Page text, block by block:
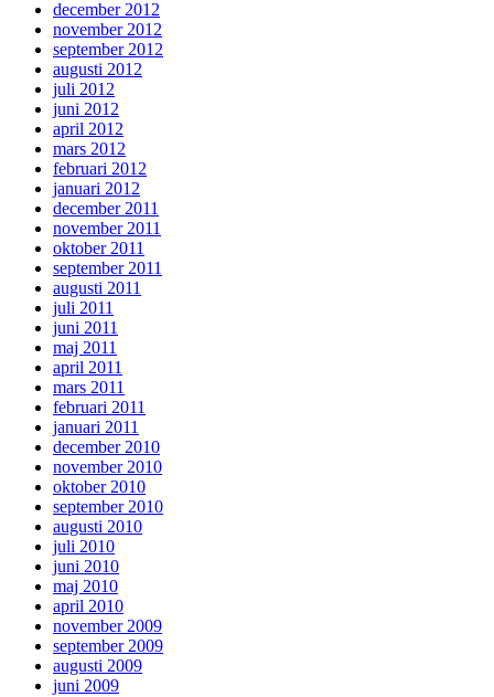
december 2012
november 2012
september 2012
augusti 2012
juli 2012
juni 2012
april 2012
mars 2012
februari 2012
januari 2012
december 2011
november 2011
oktober 2011
september 2011
augusti 2011
juli 2011
juni 2011
maj 2011
april 2011
mars 2011
februari 2011
januari 2011
december 2010
november 2010
oktober 2010
september 2010
augusti 2010
juli 2010
juni 2010
maj 2010
april 2010
november 2009
september 2009
augusti 2009
juni 2009